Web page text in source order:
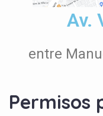
Av.
entre
Permisos